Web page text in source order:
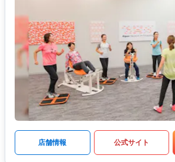
店舗情報 公式サイト